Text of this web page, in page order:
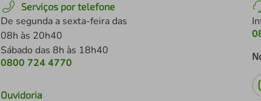
Serviços por telefone
De segunda a sexta-feira das
08h às 20h40
Sábado das 8h às 18h40
0800 724 4770
Ouvidoria